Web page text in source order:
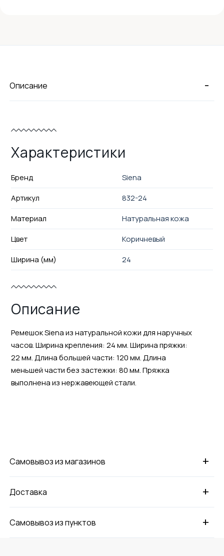
-
Описание
Характеристики
Бренд
Siena
Артикул
832-24
Материал
Натуральная кожа
Цвет
Коричневый
Ширина (мм)
24
Описание
Ремешок Siena из натуральной кожи для наручных
часов. Ширина крепления: 24 мм. Ширина пряжки:
22 мм. Длина большей части: 120 мм. Длина
меньшей части без застежки: 80 мм. Пряжка
выполнена из нержавеющей стали.
+
Самовывоз из магазинов
+
Доставка
+
Самовывоз из пунктов